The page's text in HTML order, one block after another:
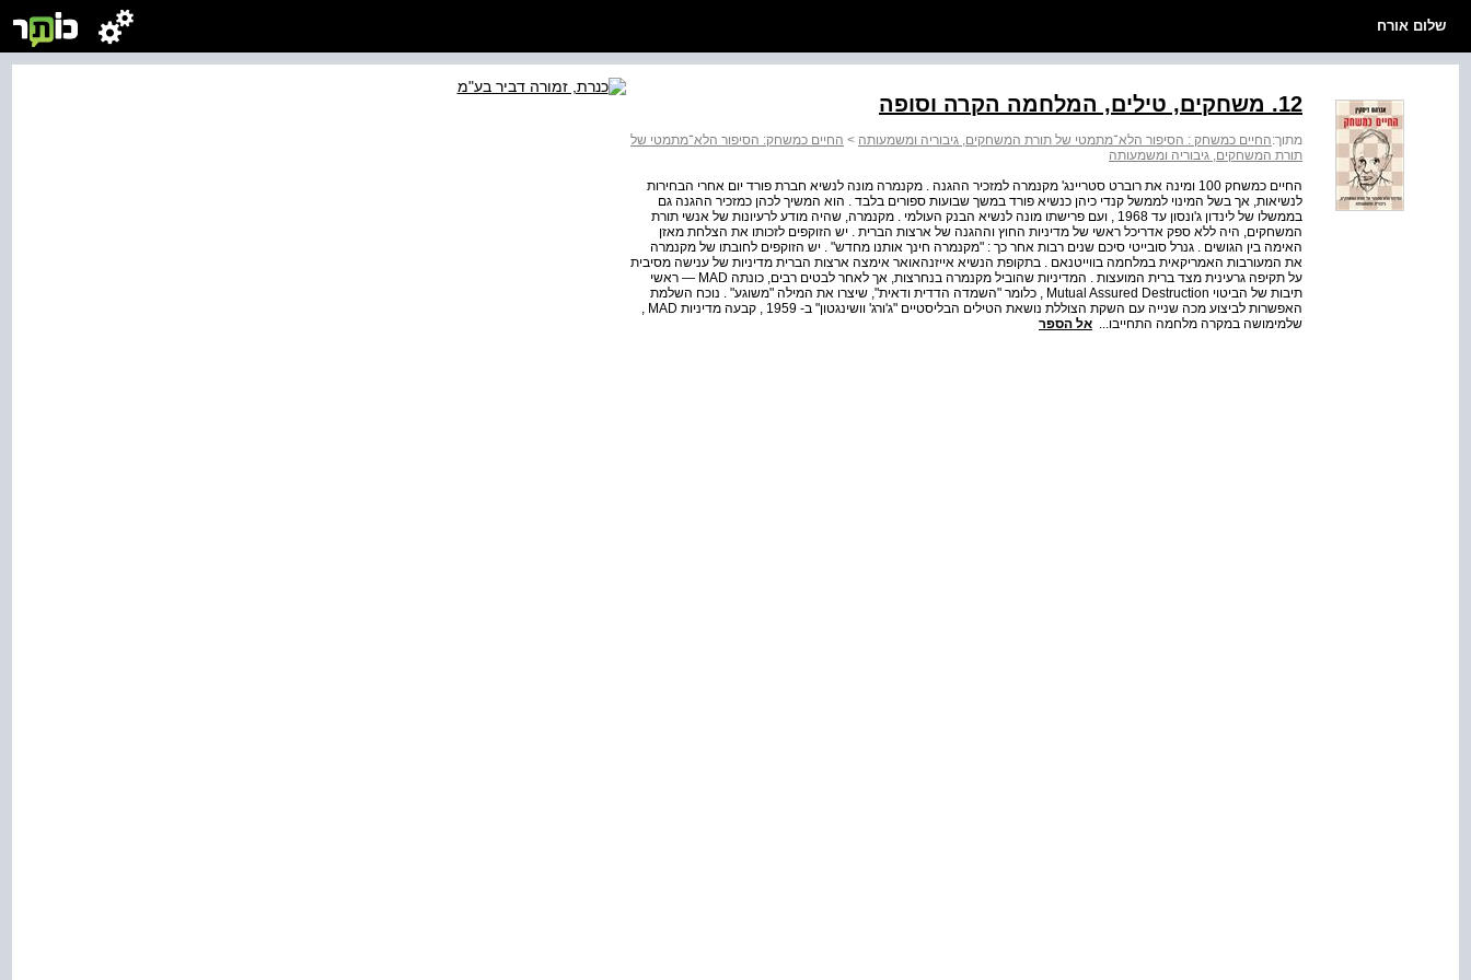
שלום אורח
12. משחקים, טילים, המלחמה הקרה וסופה
מתוך:החיים כמשחק : הסיפור הלא־מתמטי של תורת המשחקים, גיבוריה ומשמעותה > החיים כמשחק: הסיפור הלא־מתמטי של
תורת המשחקים, גיבוריה ומשמעותה
החיים כמשחק 100 ומינה את רוברט סטריינג' מקנמרה למזכיר ההגנה . מקנמרה מונה לנשיא חברת פורד יום אחרי הבחירות
לנשיאות, אך בשל המינוי לממשל קנדי כיהן כנשיא פורד במשך שבועות ספורים בלבד . הוא המשיך לכהן כמזכיר ההגנה גם
בממשלו של לינדון ג'ונסון עד 1968 , ועם פרישתו מונה לנשיא הבנק העולמי . מקנמרה, שהיה מודע לרעיונות של אנשי תורת
המשחקים, היה ללא ספק אדריכל ראשי של מדיניות החוץ וההגנה של ארצות הברית . יש הזוקפים לזכותו את הצלחת מאזן
האימה בין הגושים . גנרל סובייטי סיכם שנים רבות אחר כך : "מקנמרה חינך אותנו מחדש" . יש הזוקפים לחובתו של מקנמרה
את המעורבות האמריקאית במלחמה בווייטנאם . בתקופת הנשיא אייזנהאואר אימצה ארצות הברית מדיניות של ענישה מסיבית
על תקיפה גרעינית מצד ברית המועצות . המדיניות שהוביל מקנמרה בנחרצות, אך לאחר לבטים רבים, כונתה MAD — ראשי
תיבות של הביטוי Mutual Assured Destruction , כלומר "השמדה הדדית ודאית", שיצרו את המילה "משוגע" . נוכח השלמת
שלמימושה במקרה מלחמה התחייבו... אל הספר